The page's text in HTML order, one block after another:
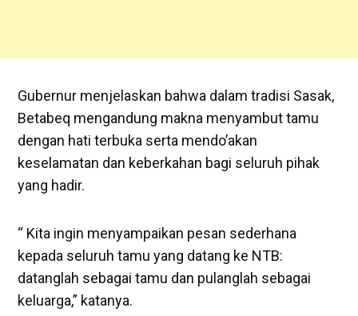
Gubernur menjelaskan bahwa dalam tradisi Sasak,
Betabeq mengandung makna menyambut tamu
dengan hati terbuka serta mendo’akan
keselamatan dan keberkahan bagi seluruh pihak
yang hadir.
“ Kita ingin menyampaikan pesan sederhana
kepada seluruh tamu yang datang ke NTB:
datanglah sebagai tamu dan pulanglah sebagai
keluarga,” katanya.